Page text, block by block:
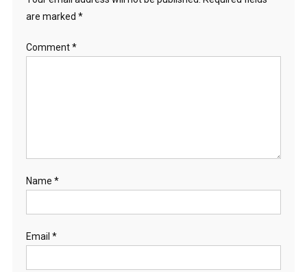
are marked *
Comment*
Name *
Email *